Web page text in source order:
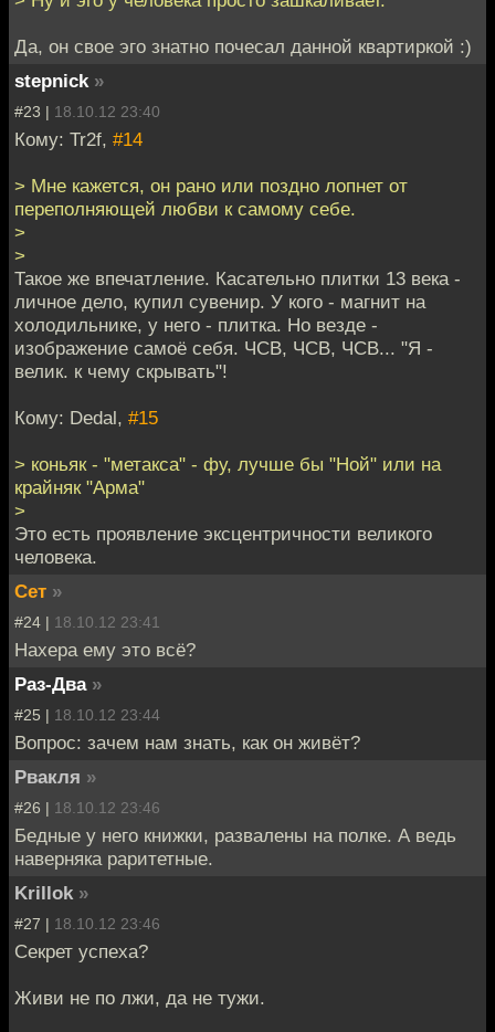
Да, он свое эго знатно почесал данной квартиркой :)
stepnick »
#23 | 18.10.12 23:40
Кому: Tr2f, #14
> Мне кажется, он рано или поздно лопнет от
переполняющей любви к самому себе.
>
>
Такое же впечатление. Касательно плитки 13 века -
личное дело, купил сувенир. У кого - магнит на
холодильнике, у него - плитка. Но везде -
изображение самоё себя. ЧСВ, ЧСВ, ЧСВ... "Я -
велик. к чему скрывать"!
Кому: Dedal, #15
> коньяк - "метакса" - фу, лучше бы "Ной" или на
крайняк "Арма"
>
Это есть проявление эксцентричности великого
человека.
Сет »
#24 | 18.10.12 23:41
Нахера ему это всё?
Раз-Два »
#25 | 18.10.12 23:44
Вопрос: зачем нам знать, как он живёт?
Рвакля »
#26 | 18.10.12 23:46
Бедные у него книжки, развалены на полке. А ведь
наверняка раритетные.
Krillok »
#27 | 18.10.12 23:46
Секрет успеха?
Живи не по лжи, да не тужи.